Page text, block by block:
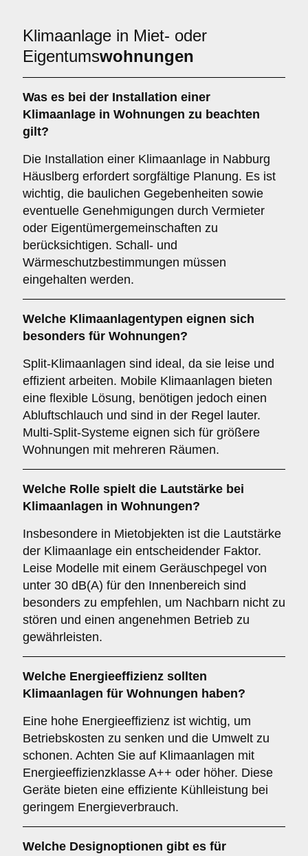
Klimaanlage in Miet- oder
Eigentumswohnungen
Was es bei der Installation einer
Klimaanlage in Wohnungen zu beachten
gilt?
Die Installation einer Klimaanlage in Nabburg
Häuslberg erfordert sorgfältige Planung. Es ist
wichtig, die baulichen Gegebenheiten sowie
eventuelle Genehmigungen durch Vermieter
oder Eigentümergemeinschaften zu
berücksichtigen. Schall- und
Wärmeschutzbestimmungen müssen
eingehalten werden.
Welche Klimaanlagentypen eignen sich
besonders für Wohnungen?
Split-Klimaanlagen sind ideal, da sie leise und
effizient arbeiten. Mobile Klimaanlagen bieten
eine flexible Lösung, benötigen jedoch einen
Abluftschlauch und sind in der Regel lauter.
Multi-Split-Systeme eignen sich für größere
Wohnungen mit mehreren Räumen.
Welche Rolle spielt die Lautstärke bei
Klimaanlagen in Wohnungen?
Insbesondere in Mietobjekten ist die Lautstärke
der Klimaanlage ein entscheidender Faktor.
Leise Modelle mit einem Geräuschpegel von
unter 30 dB(A) für den Innenbereich sind
besonders zu empfehlen, um Nachbarn nicht zu
stören und einen angenehmen Betrieb zu
gewährleisten.
Welche Energieeffizienz sollten
Klimaanlagen für Wohnungen haben?
Eine hohe Energieeffizienz ist wichtig, um
Betriebskosten zu senken und die Umwelt zu
schonen. Achten Sie auf Klimaanlagen mit
Energieeffizienzklasse A++ oder höher. Diese
Geräte bieten eine effiziente Kühlleistung bei
geringem Energieverbrauch.
Welche Designoptionen gibt es für